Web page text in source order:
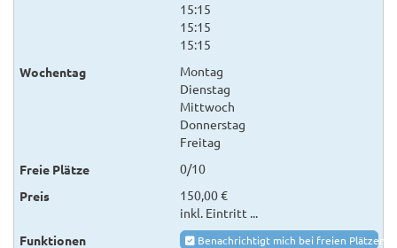
15:15
15:15
15:15
Montag
Dienstag
Mittwoch
Donnerstag
Freitag
0/10
150,00 €
inkl. Eintritt ...
Benachrichtigt mich bei freien Plätzen